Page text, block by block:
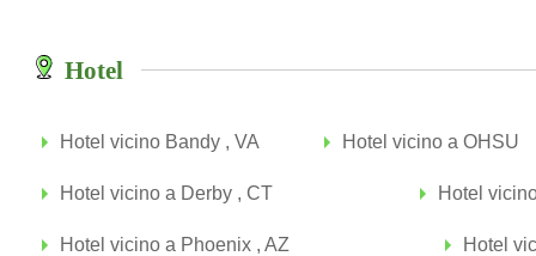
Hotel
Hotel vicino Bandy , VA Hotel vicino a OHSU
Hotel vicino a Derby , CT Hotel
Hotel vicino a Phoenix , AZ Hotel